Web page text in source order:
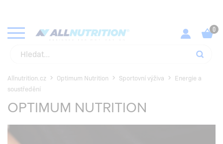
Allnutrition.cz Optimum Nutrition Sportovní výživa
Energie a
soustředění
OPTIMUM NUTRITION